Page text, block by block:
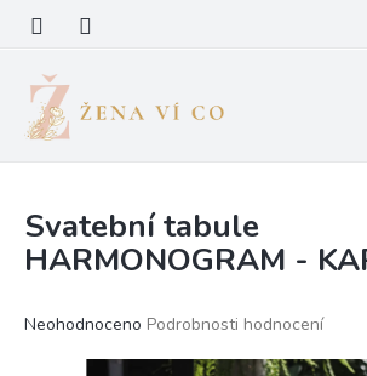
obsah
Svatební tabule
HARMONOGRAM -
Průměrné
Neohodnoceno Podrobnosti hodnocení